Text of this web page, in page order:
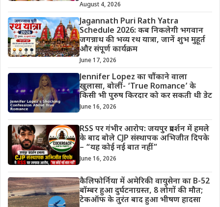
August 4, 2026
Jagannath Puri Rath Yatra
Schedule 2026: कब निकलेगी भगवान
जगन्नाथ की भव्य रथ यात्रा, जानें शुभ मुहूर्त
और संपूर्ण कार्यक्रम
June 17, 2026
Jennifer Lopez का चौंकाने वाला
खुलासा, बोलीं- ‘True Romance’ के
किसी भी पुरुष किरदार को कर सकती थी डेट
June 16, 2026
RSS पर गंभीर आरोप: जयपुर प्रदर्शन में हमले
के बाद बोले CJP संस्थापक अभिजीत दिपके
– “यह कोई नई बात नहीं”
June 16, 2026
कैलिफोर्निया में अमेरिकी वायुसेना का B-52
बॉम्बर हुआ दुर्घटनाग्रस्त, 8 लोगों की मौत;
टेकऑफ के तुरंत बाद हुआ भीषण हादसा